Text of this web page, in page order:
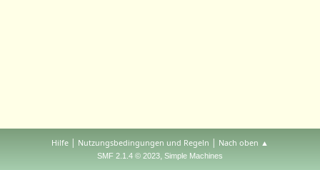
Hilfe | Nutzungsbedingungen und Regeln | Nach oben ▲
SMF 2.1.4 © 2023, Simple Machines